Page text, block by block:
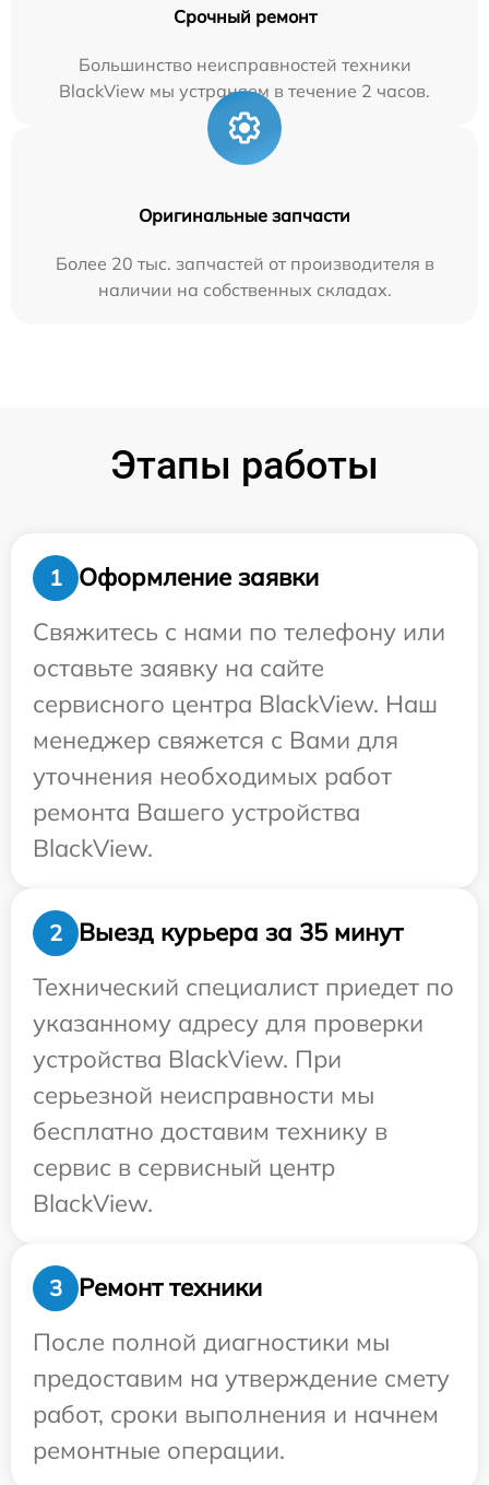
Срочный ремонт
Большинство неисправностей техники
BlackView мы устраняем в течение 2 часов.
Оригинальные запчасти
Более 20 тыс. запчастей от производителя в
наличии на собственных складах.
Этапы работы
1
Оформление заявки
Свяжитесь с нами по телефону или
оставьте заявку на сайте
сервисного центра BlackView. Наш
менеджер свяжется с Вами для
уточнения необходимых работ
ремонта Вашего устройства
BlackView.
2
Выезд курьера за 35 минут
Технический специалист приедет по
указанному адресу для проверки
устройства BlackView. При
серьезной неисправности мы
бесплатно доставим технику в
сервис в сервисный центр
BlackView.
3
Ремонт техники
После полной диагностики мы
предоставим на утверждение смету
работ, сроки выполнения и начнем
ремонтные операции.